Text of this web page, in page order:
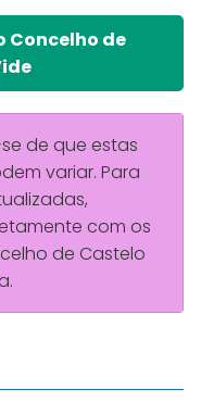
Concelho de
de que estas
variar. Para
com os
de Castelo